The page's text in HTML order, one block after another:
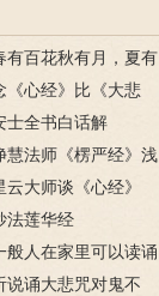
有百花秋有月，夏有
无闲事挂心头，便
。
《心经》比《大悲
士全书白话解
慧法师《楞严经》浅
大师谈《心经》
法莲华经
般人在家里可以读诵
？
说诵大悲咒对鬼不